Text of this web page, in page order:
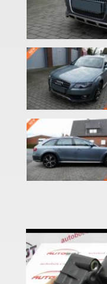
A3 IV (8Y)
A4 B6 (8E2, 8E5)
A4 B7 (8EC, 8ED)
A4 B8 (8K2, 8K5)
A4 B8 Allroad
A4 B9 (8W)
A4 B9 Allroad
A5 I (8T0, 8F7)
A5 II (F5)
A5 II Sportback
A6 C5 (4B)